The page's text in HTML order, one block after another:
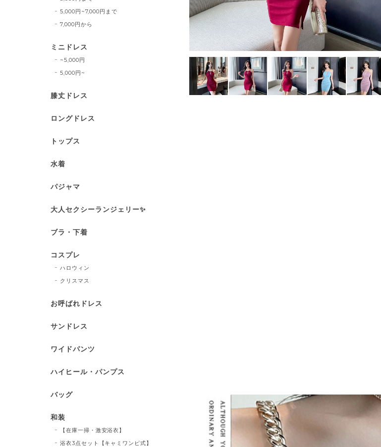
5,000円~7,000円まで
7,000円から
ミニドレス
~5,000円
5,000円~
膝丈ドレス
ロングドレス
トップス
水着
パジャマ
大人セクシーランジェリー✨
ブラ・下着
コスプレ
ハロウィン
クリスマス
お呼ばれドレス
サンドレス
ワイドパンツ
ハイヒール・パンプス
バッグ
和装
【在庫一掃・激安浴衣】
浴衣3点セット【キャミワンピ式】